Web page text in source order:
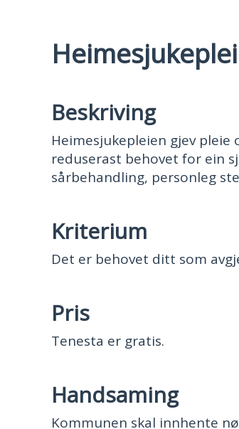
Beskriving
Heimesjukepleien gjev
reduserast behovet for ein
sårbehandling, personleg
Kriterium
Det er behovet ditt som
Pris
Tenesta er gratis.
Handsaming
Kommunen skal innhente